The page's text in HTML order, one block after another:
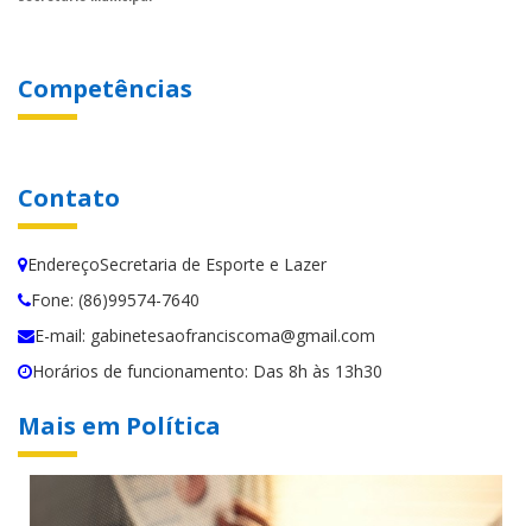
Competências
Contato
EndereçoSecretaria de Esporte e Lazer
Fone: (86)99574-7640
E-mail: gabinetesaofranciscoma@gmail.com
Horários de funcionamento: Das 8h às 13h30
Mais em Política